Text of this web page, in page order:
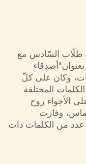
طلّاب السّادس مع
وكان على كلّ
المختلفة
الأجواء روح
وفازت
من الكلمات ذات